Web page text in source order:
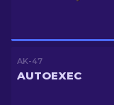
AK-47
AUTOEXEC